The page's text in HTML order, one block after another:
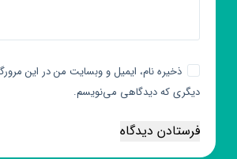
ذخیره نام، ایمیل و وبسایت من در این
دیگری که دیدگاهی می‌نویسم.
فرستادن دیدگاه